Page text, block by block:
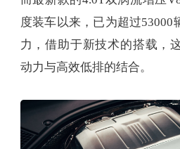
度装车以来，已为超过53000
力，借助于新技术的搭载，
动力与高效低排的结合。